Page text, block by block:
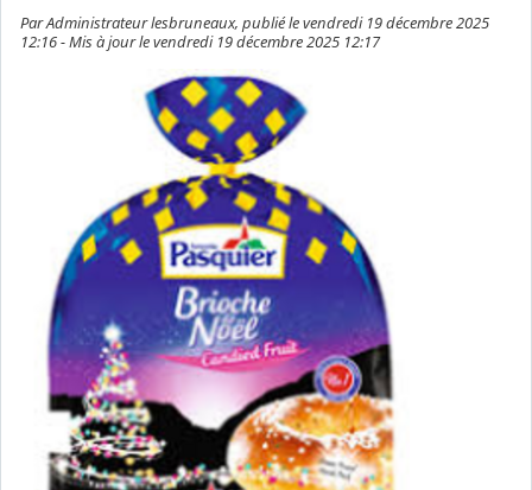
Par Administrateur lesbruneaux, publié le vendredi 19 décembre 2025
12:16 - Mis à jour le vendredi 19 décembre 2025 12:17